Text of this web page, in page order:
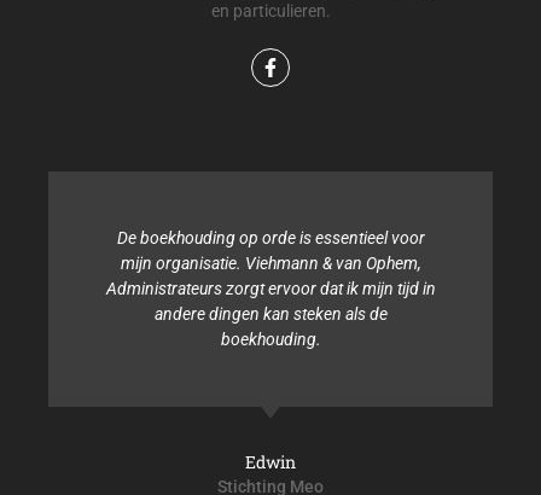
en particulieren.
De boekhouding op orde is essentieel voor
mijn organisatie. Viehmann & van Ophem,
Administrateurs zorgt ervoor dat ik mijn tijd in
andere dingen kan steken als de
boekhouding.
Edwin
Stichting Meo